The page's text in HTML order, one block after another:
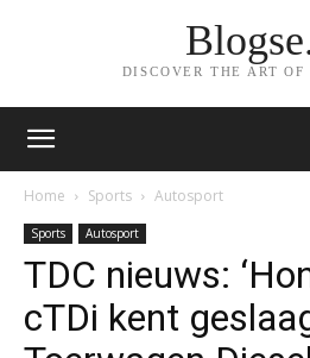
DISCOVER THE ART
Home Sports Autosport
Sports Autosport
TDC nieuws:
cTDi kent